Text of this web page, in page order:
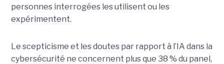
personnes interrogées les utilisent ou les
expérimentent.
Le scepticisme et les doutes par rapport à l’IA dans la
cybersécurité ne concernent plus que 38 % du panel,